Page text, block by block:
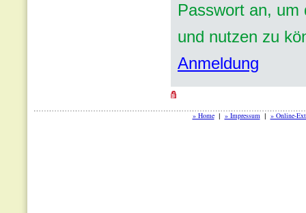
Passwort an, um
und nutzen zu
Anmeldung
» Home | » Impressum | » Online-